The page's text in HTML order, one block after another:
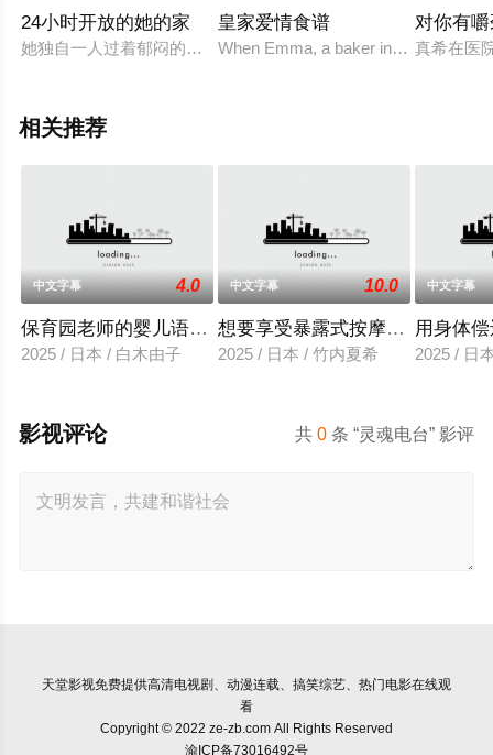
24小时开放的她的家
她独自一人过着郁闷的生活，总是有陌生男人来访她家。在自
皇家爱情食谱
When Emma, a baker in NYC, is
对你有
真希在医
相关推荐
中文字幕 4.0
保育园老师的婴儿语让人超兴奋
2025 / 日本 / 白木由子
中文字幕 10.0
想要享受暴露式按摩的已婚女子
2025 / 日本 / 竹内夏希
中文字幕
用身体
2025 / 日
共0 条 “灵魂电台” 影评
影视评论
天堂影视免费提供高清电视剧、动漫连载、搞笑综艺、热门电影在线观
看
Copyright © 2022 ze-zb.com All Rights Reserved
渝ICP备73016492号